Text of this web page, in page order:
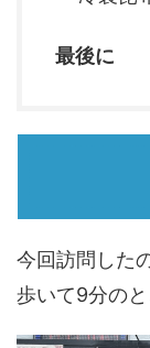
最後に
今回訪問した
歩いて9分のと